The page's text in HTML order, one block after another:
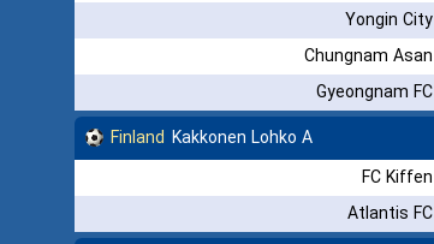
Yongin City
Chungnam Asan
Gyeongnam FC
Finland Kakkonen Lohko A
FC Kiffen
Atlantis FC